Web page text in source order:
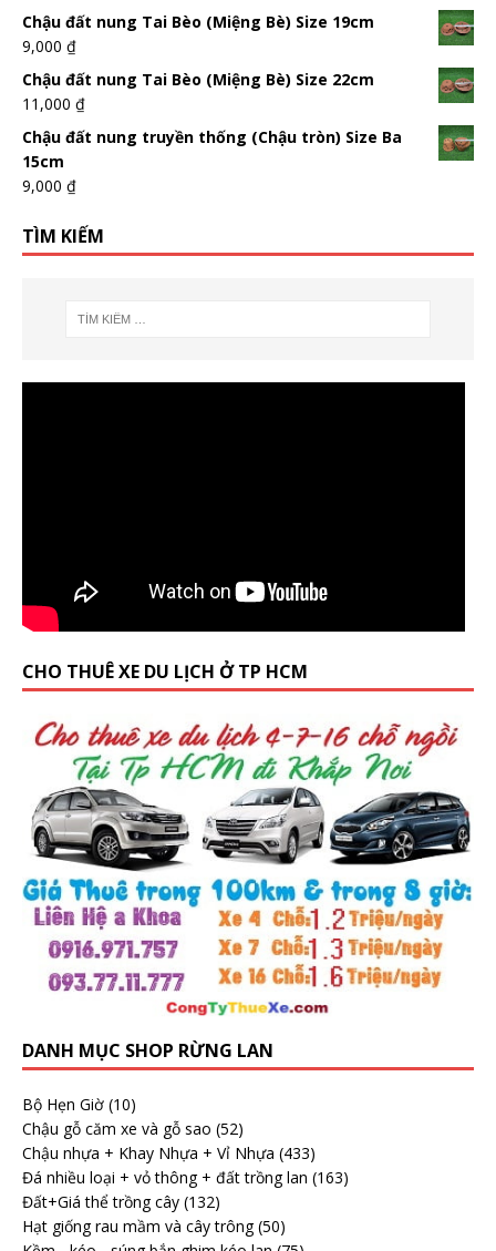
Chậu đất nung Tai Bèo (Miệng Bè) Size 19cm
9,000 ₫
Chậu đất nung Tai Bèo (Miệng Bè) Size 22cm
11,000 ₫
Chậu đất nung truyền thống (Chậu tròn) Size Ba
15cm
9,000 ₫
TÌM KIẾM
CHO THUÊ XE DU LỊCH Ở TP HCM
DANH MỤC SHOP RỪNG LAN
Bộ Hẹn Giờ (10)
Chậu gỗ căm xe và gỗ sao (52)
Chậu nhựa + Khay Nhựa + Vỉ Nhựa (433)
Đá nhiều loại + vỏ thông + đất trồng lan (163)
Đất+Giá thể trồng cây (132)
Hạt giống rau mầm và cây trông (50)